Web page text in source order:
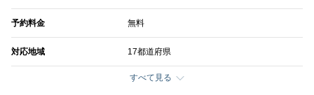
予約料金 無料
対応地域 17都道府県
すべて見る